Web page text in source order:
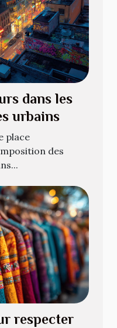
dans les
urbains
place
des
respecter